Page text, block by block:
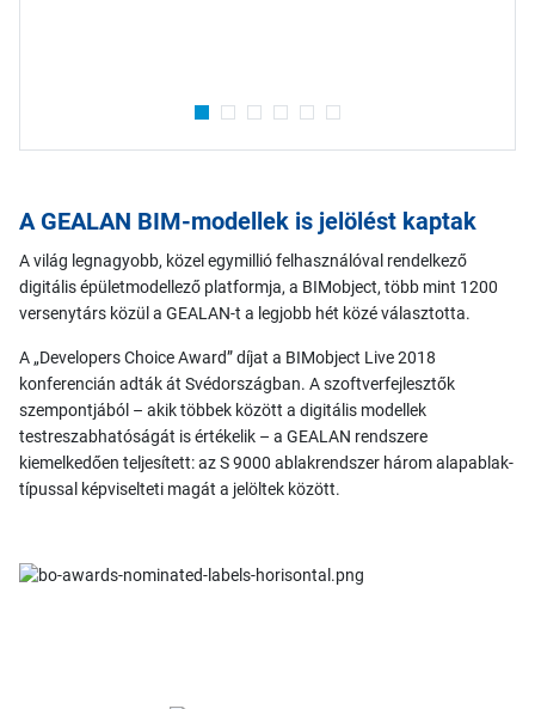
A GEALAN BIM-modellek is jelölést kaptak
A világ legnagyobb, közel egymillió felhasználóval rendelkező
digitális épületmodellező platformja, a BIMobject, több mint 1200
versenytárs közül a GEALAN-t a legjobb hét közé választotta.
A „Developers Choice Award” díjat a BIMobject Live 2018
konferencián adták át Svédországban. A szoftverfejlesztők
szempontjából – akik többek között a digitális modellek
testreszabhatóságát is értékelik – a GEALAN rendszere
kiemelkedően teljesített: az S 9000 ablakrendszer három alapablak-
típussal képviselteti magát a jelöltek között.